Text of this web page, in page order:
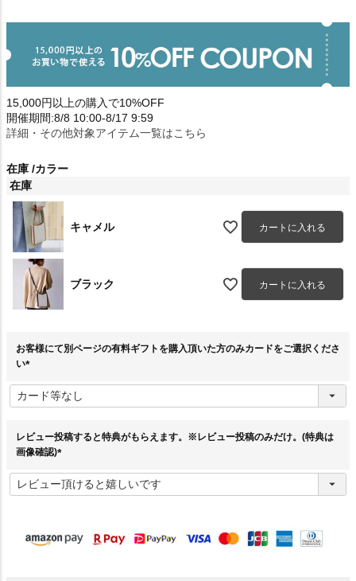
15,000円以上の購入で10%OFF
開催期間:8/8 10:00-8/17 9:59
詳細・その他対象アイテム一覧はこちら
在庫 カラー
在庫
キャメル カートに入れる
ブラック カートに入れる
お客様にて別ページの有料ギフトを購入頂いた方のみカードをご選択くださ
い
必
須
レビュー投稿すると特典がもらえます。※レビュー投稿のみだけ。(特典は
画像確認)
必
須